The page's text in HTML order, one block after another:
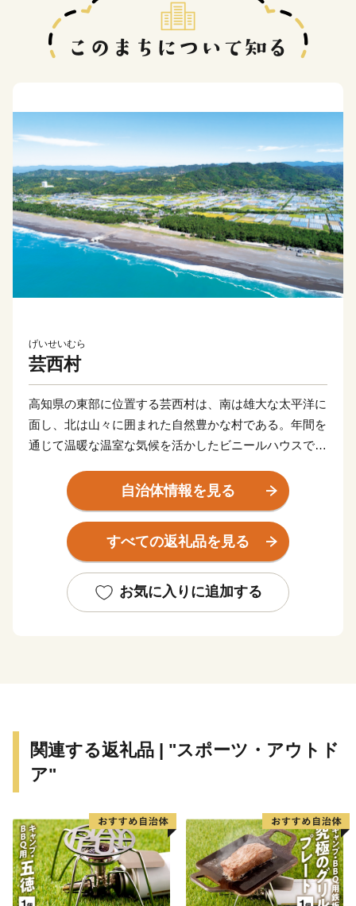
げいせいむら
芸西村
高知県の東部に位置する芸西村は、南は雄大な太平洋に
面し、北は山々に囲まれた自然豊かな村である。年間を
通じて温暖な温室な気候を活かしたビニールハウスでの
れている。これらの野菜や村の伝統技術である「製糖作
業」によってつくられる白玉糖などが有名である。
自治体情報を見る
すべての返礼品を見る
お気に入りに追加する
関連する返礼品 | "スポーツ・アウトド
ア"